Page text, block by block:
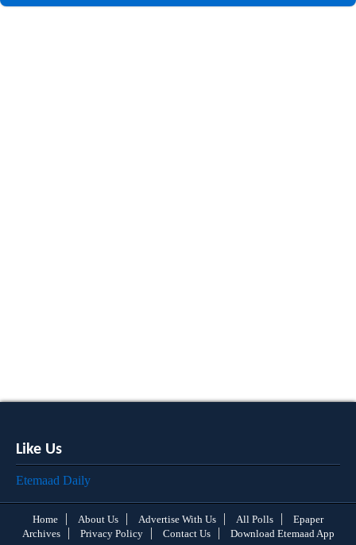
Like Us
Etemaad Daily
Home About Us Advertise With Us All Polls
Epaper
Archives
Privacy Policy Contact Us Download Etemaad App